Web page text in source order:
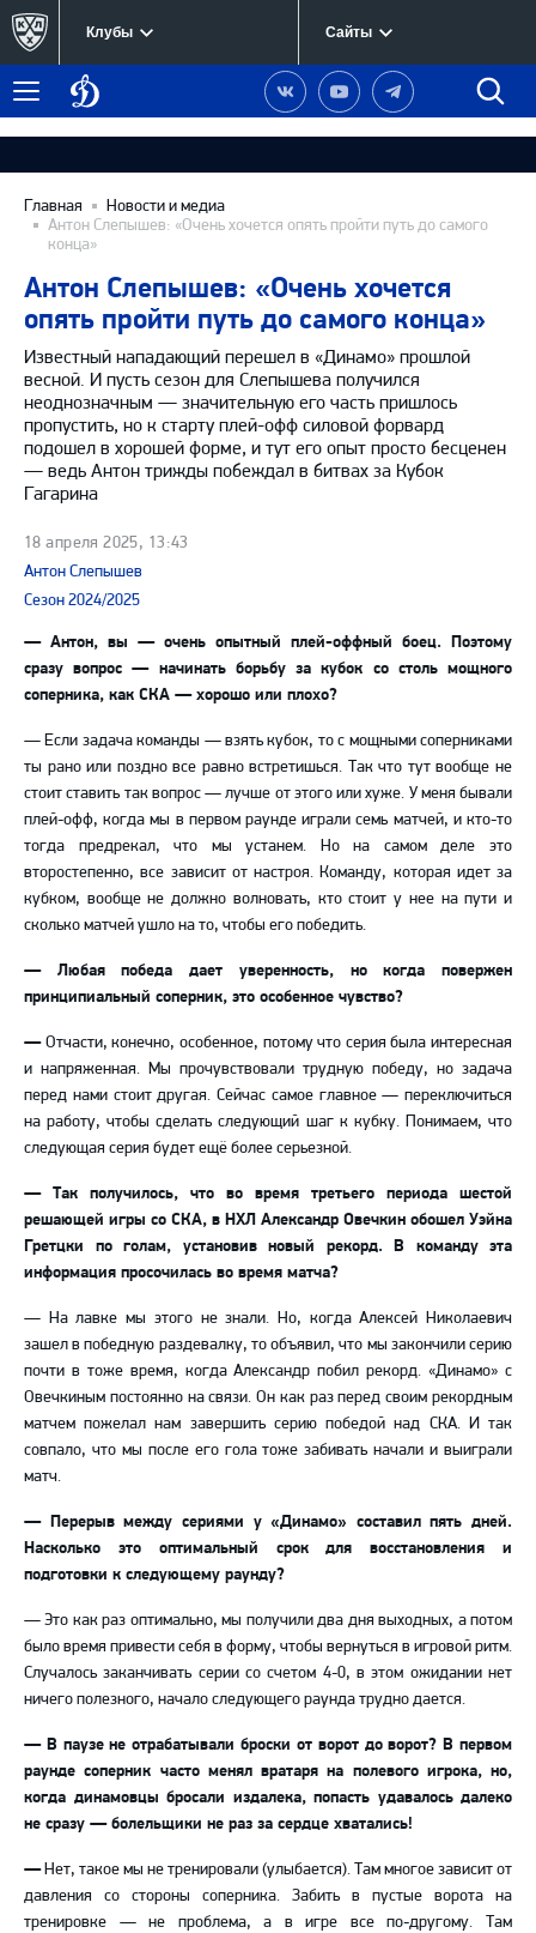
Клубы Сайты
Меню
Динамо
Москва
Наша
группа
Вконтакте
Наш
канал
YouTube
Наш
канал
Telegram
Главная
Новости и медиа
Антон Слепышев: «Очень хочется опять пройти путь до самого
конца»
Антон Слепышев: «Очень хочется
опять пройти путь до самого конца»
Известный нападающий перешел в «Динамо» прошлой
весной. И пусть сезон для Слепышева получился
неоднозначным — значительную его часть пришлось
пропустить, но к старту плей-офф силовой форвард
подошел в хорошей форме, и тут его опыт просто бесценен
— ведь Антон трижды побеждал в битвах за Кубок
Гагарина
18 апреля 2025, 13:43
Антон Слепышев
Сезон 2024/2025
—Антон, вы —очень опытный плей-оффный боец. Поэтому
сразу вопрос—начинать борьбу за кубок со столь мощного
соперника, как СКА —хорошо или плохо?
—Если задача команды —взять кубок, то с мощными соперниками
ты рано или поздно все равно встретишься. Так что тут вообще не
стоит ставить так вопрос—лучше от этого или хуже. У меня бывали
плей-офф, когда мы в первом раунде играли семь матчей, и кто-то
тогда предрекал, что мы устанем. Но на самом деле это
второстепенно, все зависит от настроя. Команду, которая идет за
кубком, вообще не должно волновать, кто стоит у нее на пути и
сколько матчей ушло на то, чтобы его победить.
—Любая победа дает уверенность, но когда повержен
принципиальный соперник, это особенное чувство?
—Отчасти, конечно, особенное, потому что серия была интересная
и напряженная. Мы прочувствовали трудную победу, но задача
перед нами стоит другая. Сейчас самое главное— переключиться
на работу, чтобы сделать следующий шаг к кубку. Понимаем, что
следующая серия будет ещё более серьезной.
—Так получилось, что во время третьего периода шестой
решающей игры со СКА, в НХЛ Александр Овечкин обошел Уэйна
Гретцки по голам, установив новый рекорд. В команду эта
информация просочилась во время матча?
— На лавке мы этого не знали. Но, когда Алексей Николаевич
зашел в победную раздевалку, то объявил, что мы закончили серию
почти в тоже время, когда Александр побил рекорд. «Динамо» с
Овечкиным постоянно на связи. Он как раз перед своим рекордным
матчем пожелал нам завершить серию победой над СКА. И так
совпало, что мы после его гола тоже забивать начали и выиграли
матч.
—Перерыв между сериями у «Динамо» составил пять дней.
Насколько это оптимальный срок для восстановления и
подготовки к следующему раунду?
—Это как раз оптимально, мы получили два дня выходных, а потом
было время привести себя в форму, чтобы вернуться в игровой ритм.
Случалось заканчивать серии со счетом 4-0, в этом ожидании нет
ничего полезного, начало следующего раунда трудно дается.
—В паузе не отрабатывали броски от ворот до ворот? В первом
раунде соперник часто менял вратаря на полевого игрока, но,
когда динамовцы бросали издалека, попасть удавалось далеко
не сразу —болельщики не раз за сердце хватались!
—Нет, такое мы не тренировали (улыбается). Там многое зависит от
давления со стороны соперника. Забить в пустые ворота на
тренировке —не проблема, а в игре все по-другому. Там